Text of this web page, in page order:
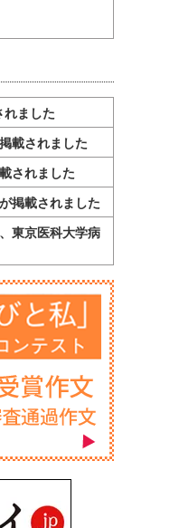
ました
載されました
されました
掲載されました
東京医科大学病